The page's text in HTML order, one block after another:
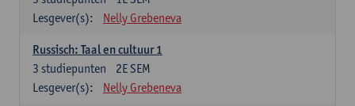
Lesgever(s):
Nelly Grebeneva
Russisch: Taal en cultuur 1
2E SEM
3 studiepunten
Lesgever(s):
Nelly Grebeneva